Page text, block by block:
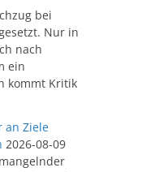
bei
Nur in
nach
ein
kommt Kritik
an Ziele
2026-08-09